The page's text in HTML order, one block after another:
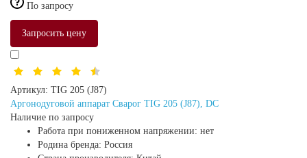
По запросу
Запросить цену
Артикул: TIG 205 (J87)
Аргонодуговой аппарат Сварог TIG 205 (J87), DC
Наличие по запросу
Работа при пониженном напряжении: нет
Родина бренда: Россия